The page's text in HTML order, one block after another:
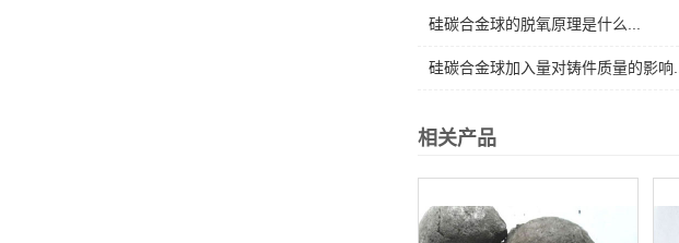
硅碳合金球的脱氧原理是什么...
硅碳合金球加入量对铸件质量的影响...
相关产品